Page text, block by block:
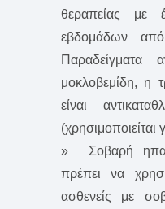
θεραπείας
εβδομάδων
Παραδείγματα
μοκλοβεμίδη, η
είναι
» Σοβαρή
πρέπει να
ασθενείς με